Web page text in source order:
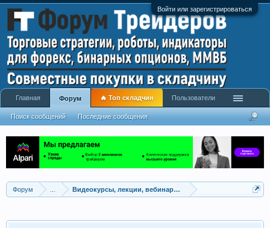
Войти или зарегистрироваться
Форум Видеокурсы, лекции, вебинары, учебный материал
Главная Форум
Поиск сообщений Последние сообщения
🔥 Топ складчин Пользователи